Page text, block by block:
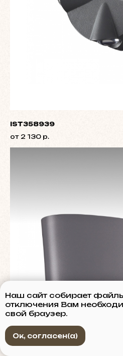
IST358939
от 2 130 р.
Наш сайт собирает
отключения Вам
свой браузер.
Ок, согласен(а)